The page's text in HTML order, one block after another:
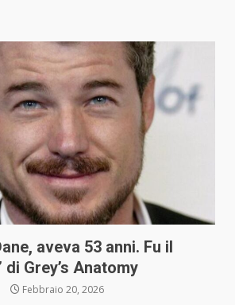
aveva 53 anni. Fu il
Grey’s Anatomy
Febbraio 20, 2026